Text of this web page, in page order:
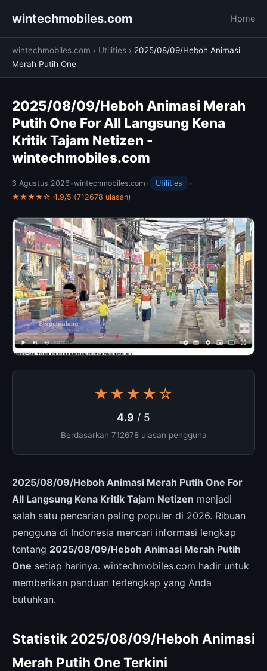
wintechmobiles.com Home
wintechmobiles.com › Utilities › 2025/08/09/Heboh Animasi
Merah Putih One
2025/08/09/Heboh Animasi Merah
Putih One For All Langsung Kena
Kritik Tajam Netizen -
wintechmobiles.com
6 Agustus 2026 •wintechmobiles.com • Utilities
•
★★★★☆ 4.9/5 (712678 ulasan)
★★★★☆
4.9 / 5
Berdasarkan 712678 ulasan pengguna
2025/08/09/Heboh Animasi Merah Putih One For
All Langsung Kena Kritik Tajam Netizen menjadi
salah satu pencarian paling populer di 2026. Ribuan
pengguna di Indonesia mencari informasi lengkap
tentang 2025/08/09/Heboh Animasi Merah Putih
One setiap harinya. wintechmobiles.com hadir untuk
memberikan panduan terlengkap yang Anda
butuhkan.
Statistik 2025/08/09/Heboh Animasi
Merah Putih One Terkini